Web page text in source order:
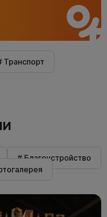
Транспорт
# Благоустройство